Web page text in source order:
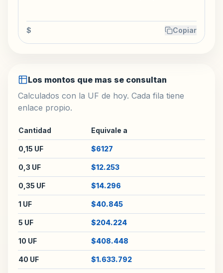
$ Copiar
Los montos que mas se consultan
Calculados con la UF de hoy. Cada fila tiene
enlace propio.
Cantidad Equivale a
0,15 UF $6127
0,3 UF $12.253
0,35 UF $14.296
1 UF $40.845
5 UF $204.224
10 UF $408.448
40 UF $1.633.792